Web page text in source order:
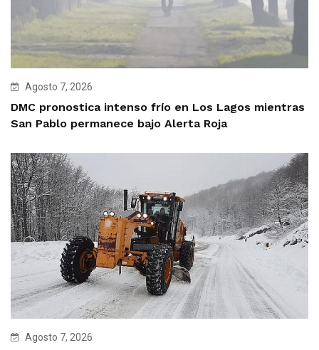
Agosto 7, 2026
DMC pronostica intenso frío en Los Lagos mientras
San Pablo permanece bajo Alerta Roja
Agosto 7, 2026